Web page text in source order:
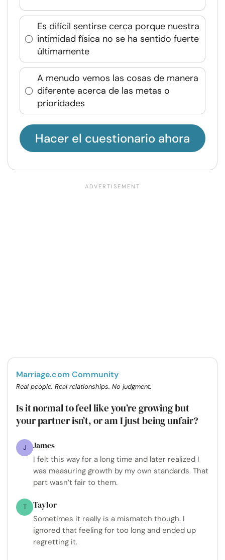
Es difícil sentirse cerca porque nuestra
intimidad física no se ha sentido fuerte
últimamente
A menudo vemos las cosas de manera
diferente acerca de las metas o
prioridades
Hacer el cuestionario ahora
Marriage.com Community
Real people. Real relationships. No judgment.
Is it normal to feel like you’re growing but
your partner isn’t, or am I just being unfair?
J James
I felt this way for a long time and later realized I
was measuring growth by my own standards. That
part wasn’t fair to them.
T Taylor
Sometimes it really is a mismatch though. I
ignored that feeling for too long and ended up
regretting it.